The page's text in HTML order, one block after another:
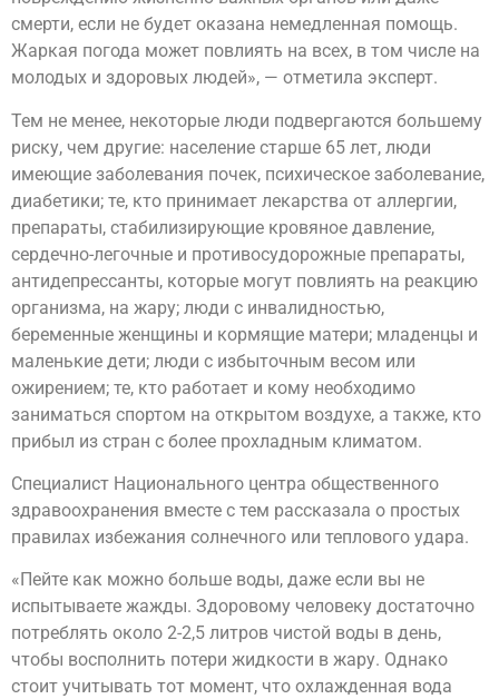
смерти, если не будет оказана немедленная помощь.
Жаркая погода может повлиять на всех, в том числе на
молодых и здоровых людей», — отметила эксперт.
Тем не менее, некоторые люди подвергаются большему
риску, чем другие: население старше 65 лет, люди
имеющие заболевания почек, психическое заболевание,
диабетики; те, кто принимает лекарства от аллергии,
препараты, стабилизирующие кровяное давление,
сердечно-легочные и противосудорожные препараты,
антидепрессанты, которые могут повлиять на реакцию
организма, на жару; люди с инвалидностью,
беременные женщины и кормящие матери; младенцы и
маленькие дети; люди с избыточным весом или
ожирением; те, кто работает и кому необходимо
заниматься спортом на открытом воздухе, а также, кто
прибыл из стран с более прохладным климатом.
Специалист Национального центра общественного
здравоохранения вместе с тем рассказала о простых
правилах избежания солнечного или теплового удара.
«Пейте как можно больше воды, даже если вы не
испытываете жажды. Здоровому человеку достаточно
потреблять около 2-2,5 литров чистой воды в день,
чтобы восполнить потери жидкости в жару. Однако
стоит учитывать тот момент, что охлажденная вода